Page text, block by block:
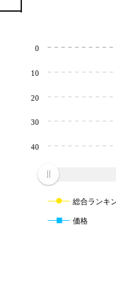
0
10
20
30
40
総合ランキ
価格